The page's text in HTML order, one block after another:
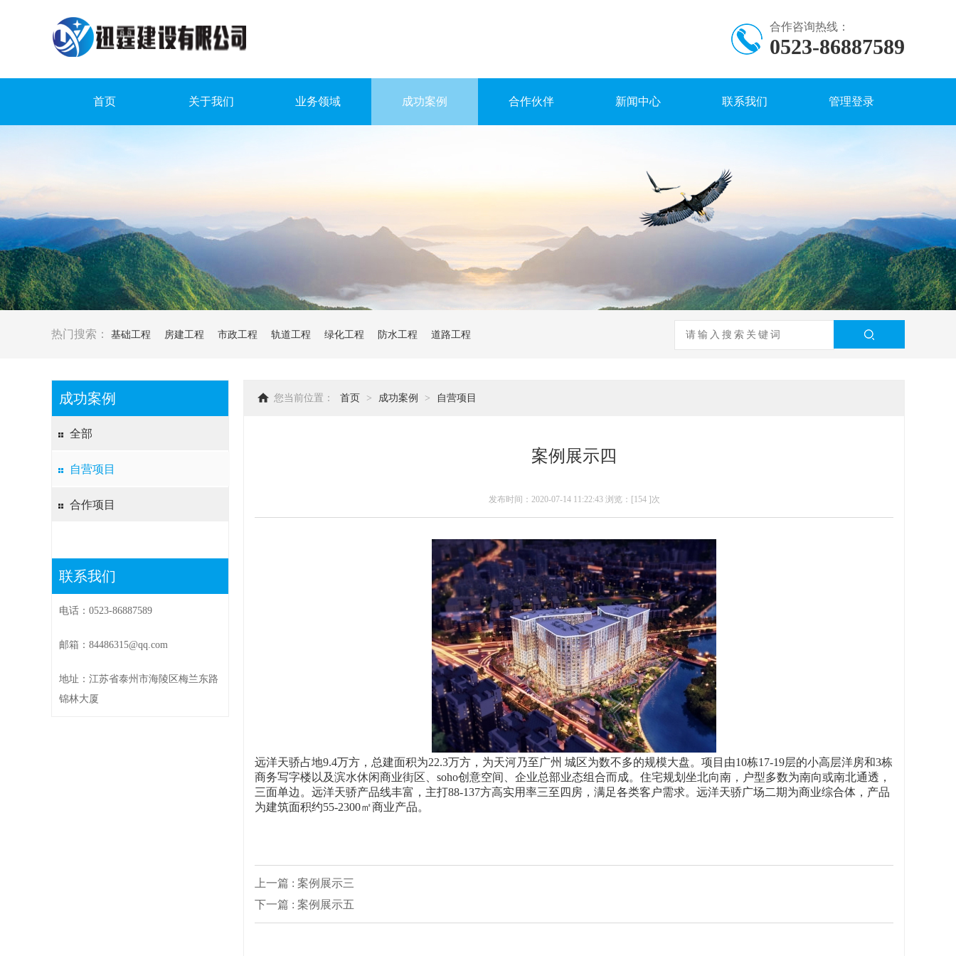
合作咨询热线：
0523-86887589
首页 关于我们 业务领域 成功案例 合作伙伴 新闻中心 联系我们 管理登录
热门搜索： 基础工程 房建工程 市政工程 轨道工程 绿化工程 防水工程 道路工程
成功案例
全部
自营项目
合作项目
联系我们
电话：0523-86887589
邮箱： 84486315@qq.com
地址：江苏省泰州市海陵区梅兰东路
锦林大厦
您当前位置： 首页 > 成功案例 > 自营项目
案例展示四
发布时间：2020-07-14 11:22:43 浏览：[154 ]次
远洋天骄占地9.4万方，总建面积为22.3万方，为天河乃至广州 城区为数不多的规模大盘。项目由10栋17-19层的小高层洋房和3栋
商务写字楼以及滨水休闲商业街区、soho创意空间、企业总部业态组合而成。住宅规划坐北向南，户型多数为南向或南北通透，
三面单边。远洋天骄产品线丰富，主打88-137方高实用率三至四房，满足各类客户需求。远洋天骄广场二期为商业综合体，产品
为建筑面积约55-2300㎡商业产品。
上一篇 : 案例展示三
下一篇 : 案例展示五